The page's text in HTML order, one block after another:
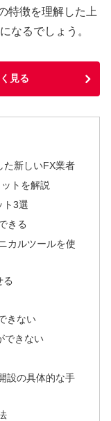
特徴を理解した上
なるでしょう。
見る
た新しいFX業者
トを解説
ト3選
きる
カルツールを使
る
きない
できない
設の具体的な手